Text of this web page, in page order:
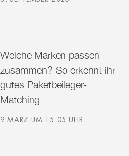
Welche Marken passen
zusammen? So erkennt ihr
gutes Paketbeileger-
Matching
9 MÄRZ UM 15:05 UHR